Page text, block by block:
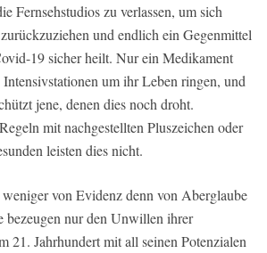
Fernsehstudios zu verlassen, um sich
und endlich ein Gegenmittel
19 sicher heilt. Nur ein Medikament
um ihr Leben ringen, und
jene, denen dies noch droht.
mit nachgestellten Pluszeichen oder
leisten dies nicht.
von Evidenz denn von Aberglaube
bezeugen nur den Unwillen ihrer
21. Jahrhundert mit all seinen Potenzialen